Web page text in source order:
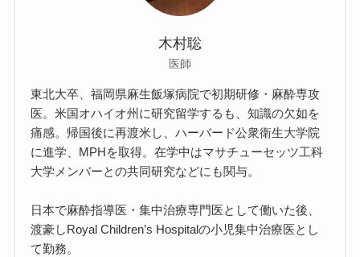
木村聡
医師
東北大卒、福岡県麻生飯塚病院で初期研修・麻酔専攻
医。米国オハイオ州に研究留学するも、知識の欠如を
痛感。帰国後に再渡米し、ハーバード公衆衛生大学院
に進学、MPHを取得。在学中はマサチューセッツ工科
大学メンバーとの共同研究などにも関与。
日本で麻酔指導医・集中治療専門医として働いた後、
渡豪しRoyal Children’s Hospitalの小児集中治療医とし
て勤務。